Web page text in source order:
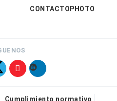
CONTACTOPHOTO